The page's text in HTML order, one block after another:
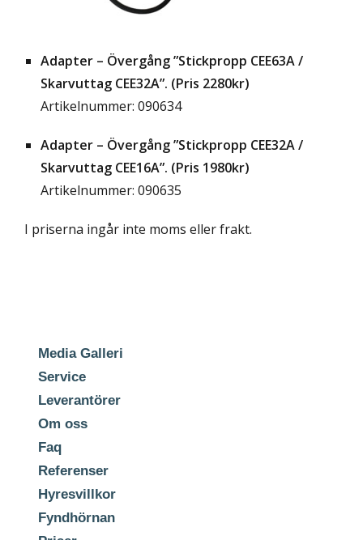
Adapter – Övergång ”Stickpropp CEE63A /
Skarvuttag CEE32A”. (Pris 2280kr)
Artikelnummer: 090634
Adapter – Övergång ”Stickpropp CEE32A /
Skarvuttag CEE16A”. (Pris 1980kr)
Artikelnummer: 090635
I priserna ingår inte moms eller frakt.
Media Galleri
Service
Leverantörer
Om oss
Faq
Referenser
Hyresvillkor
Fyndhörnan